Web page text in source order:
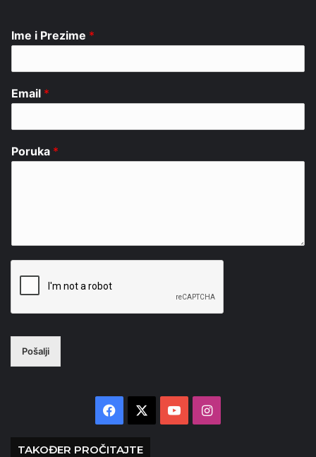
Ime i Prezime *
Email *
Poruka *
Pošalji
Facebook YouTubeInstagram
TAKOĐER PROČITAJTE